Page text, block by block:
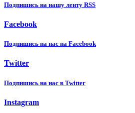
Подпишиcь на нашу ленту RSS
Facebook
Подпишиcь на нас на Facebook
Twitter
Подпишиcь на нас в Twitter
Instagram